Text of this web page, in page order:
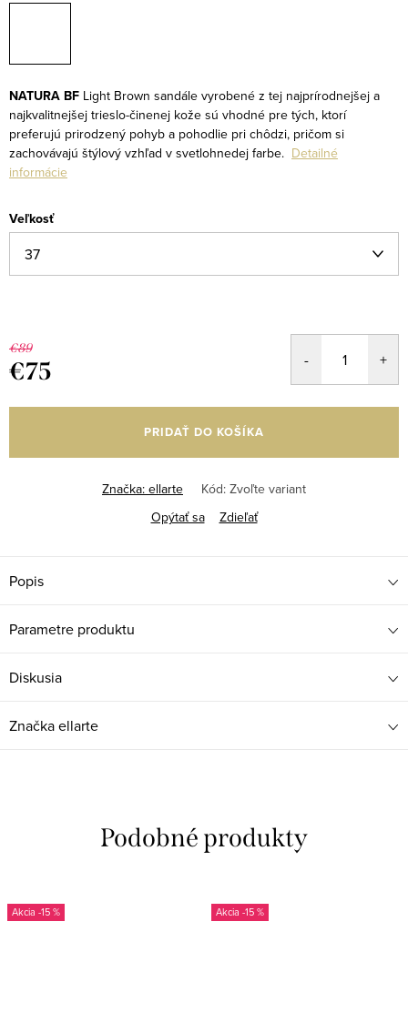
NATURA BF Light Brown sandále vyrobené z tej najprírodnejšej a
najkvalitnejšej trieslo-činenej kože sú vhodné pre tých, ktorí
preferujú prirodzený pohyb a pohodlie pri chôdzi, pričom si
zachovávajú štýlový vzhľad v svetlohnedej farbe. Detailné
informácie
Veľkosť
€89
€75
cena:
PRIDAŤ DO KOŠÍKA
Značka: ellarte Kód: Zvoľte variant
Opýtať sa
Zdieľať
Popis
Parametre produktu
Diskusia
Značkaellarte
-15 % -15 %